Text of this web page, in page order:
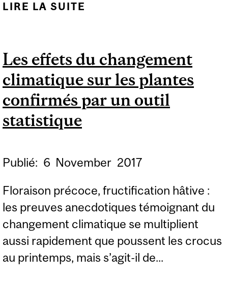
LIRE LA SUITE
BACTÉRIES S’UNISSENT
POUR DÉCONTAMINER
LES SOLS POLLUÉS
Les effets du changement
climatique sur les plantes
confirmés par un outil
statistique
Publié: 6 November 2017
Floraison précoce, fructification hâtive :
les preuves anecdotiques témoignant du
changement climatique se multiplient
aussi rapidement que poussent les crocus
au printemps, mais s’agit-il de...